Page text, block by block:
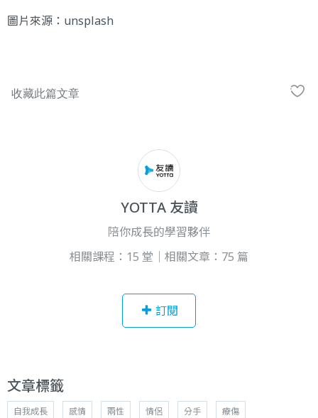
圖片來源： unsplash
YOTTA 友讀
陪你成長的學習夥伴
相關課程：15 堂｜相關文章：75 篇
訂閱
文章標籤
自我成長 感情 兩性 情侶 分手 療傷